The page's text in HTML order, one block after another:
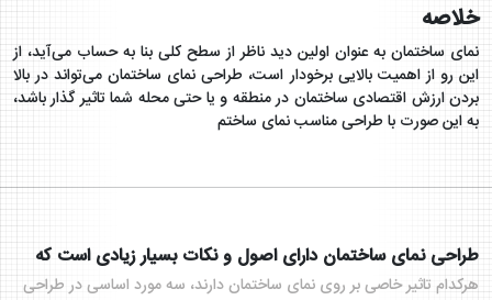
خلاصه
نمای ساختمان به عنوان اولین دید ناظر از سطح کلی بنا به حساب می‌آید، از
این رو از اهمیت بالایی برخودار است، طراحی نمای ساختمان می‌تواند در بالا
بردن ارزش اقتصادی ساختمان در منطقه و یا حتی محله شما تاثیر گذار باشد،
به این صورت با طراحی مناسب نمای ساختم
طراحی نمای ساختمان دارای اصول و نکات بسیار زیادی است که
هرکدام تاثیر خاصی بر روی نمای ساختمان دارند، سه مورد اساسی در طراحی